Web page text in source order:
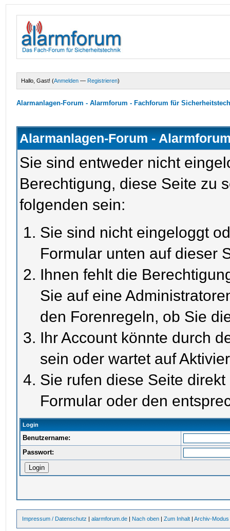
Hallo, Gast! (Anmelden — Registrieren)
Alarmanlagen-Forum - Alarmforum - Fachforum für
Alarmanlagen-Forum -
Sie sind entweder nicht
Berechtigung, diese Seite zu
folgenden sein:
Sie sind nicht eingeloggt
Formular unten auf dieser
Ihnen fehlt die
Sie auf eine
den Forenregeln, ob Sie
Ihr Account könnte durch
sein oder wartet auf
Sie rufen diese Seite
Formular oder den
Login
Benutzername:
Passwort:
Impressum / Datenschutz |alarmforum.de | Nach oben |Zum Inhalt |Archiv-Modus